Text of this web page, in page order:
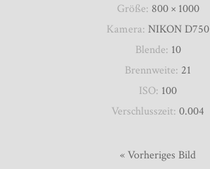
Größe: 800 × 1000
Kamera: NIKON D750
Blende: 10
Brennweite: 21
ISO: 100
Verschlusszeit: 0.004
« Vorheriges Bild